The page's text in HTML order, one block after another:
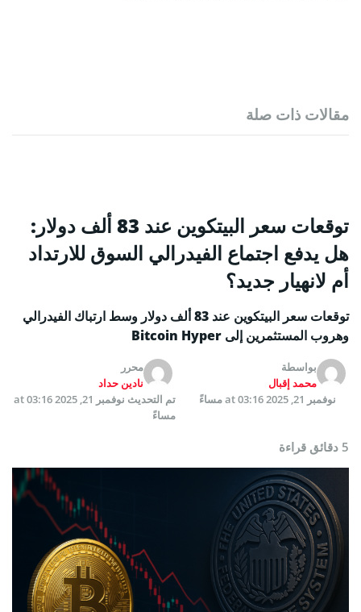
مقالات ذات صلة
توقعات سعر البيتكوين عند 83 ألف دولار:
هل يدفع اجتماع الفيدرالي السوق للارتداد
أم لانهيار جديد؟
توقعات سعر البيتكوين عند 83 ألف دولار وسط ارتباك الفيدرالي
وهروب المستثمرين إلى Bitcoin Hyper
بواسطة
محمد إقبال
محرر
نادين حداد
نوفمبر 21, 2025 at 03:16 مساءً
تم التحديث
نوفمبر 21, 2025 at 03:16
مساءً
5 دقائق قراءة